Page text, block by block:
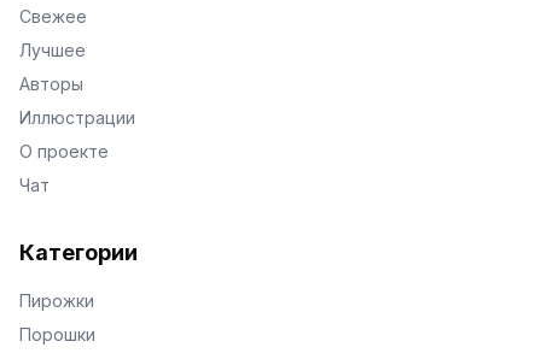
Свежее
Лучшее
Авторы
Иллюстрации
О проекте
Чат
Категории
Пирожки
Порошки